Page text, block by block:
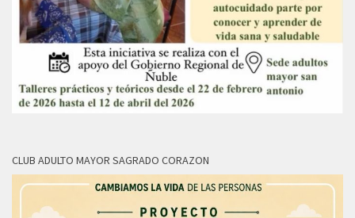
CLUB ADULTO MAYOR SAGRADO CORAZON